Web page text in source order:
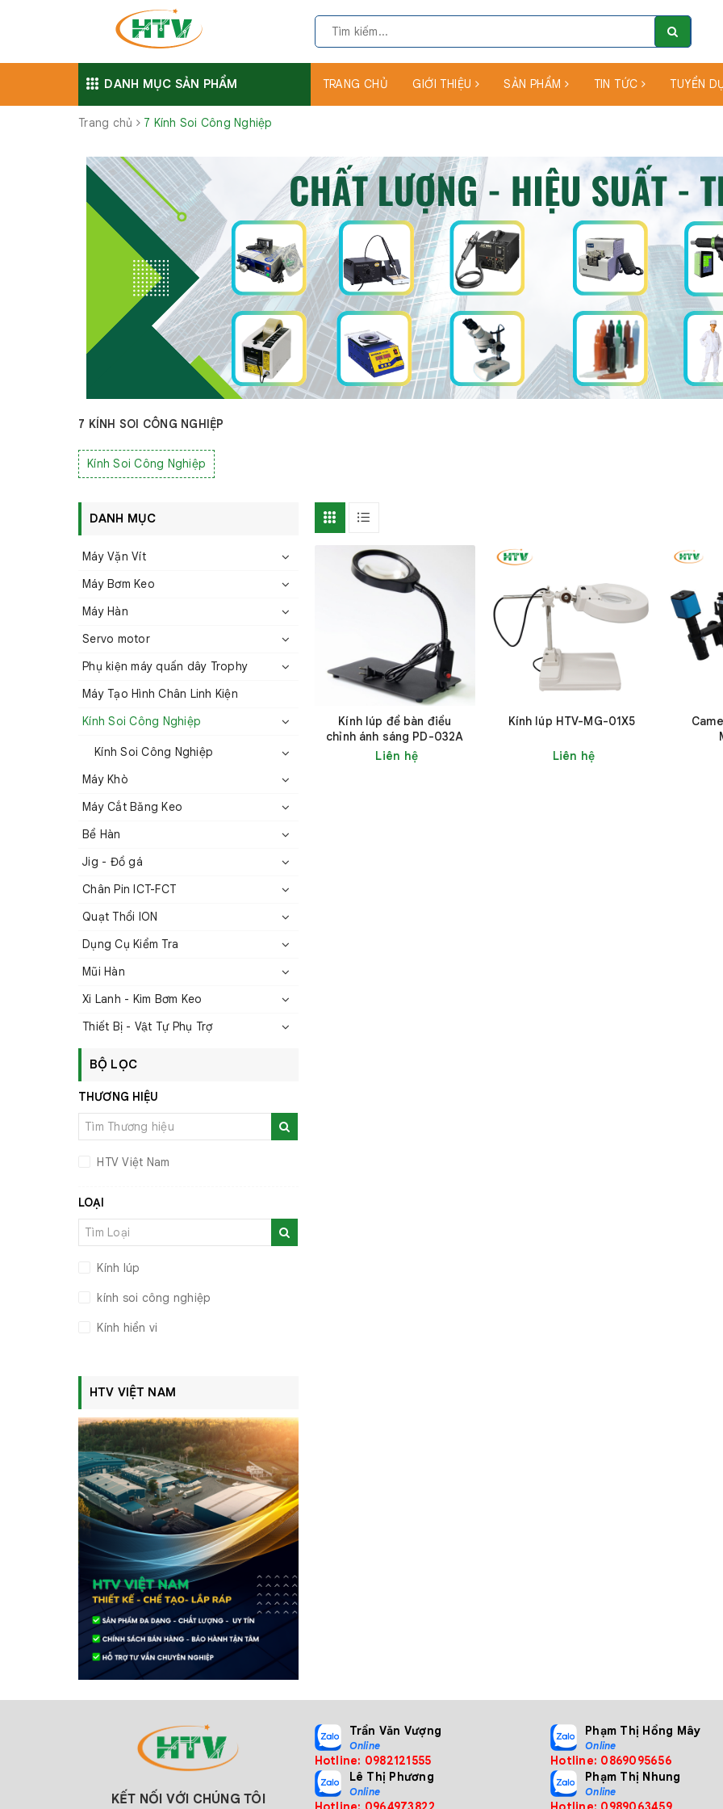
DANH MỤC SẢN PHẨM TRANG CHỦ GIỚI THIỆU SẢN PHẨM TIN TỨC TUYỂN
Trang chủ 7 Kính Soi Công Nghiệp
7 KÍNH SOI CÔNG NGHIỆP
Kính Soi Công Nghiệp
DANH MỤC
Máy Vặn Vít
Máy Bơm Keo
Máy Hàn
Servo motor
Phụ kiện máy quấn dây Trophy
Máy Tạo Hình Chân Linh Kiện
Kính Soi Công Nghiệp
Kính Soi Công Nghiệp
Máy Khò
Máy Cắt Băng Keo
Bể Hàn
Jig - Đồ gá
Chân Pin ICT-FCT
Quạt Thổi ION
Dụng Cụ Kiểm Tra
Mũi Hàn
Xi Lanh - Kim Bơm Keo
Thiết Bị - Vật Tự Phụ Trợ
BỘ LỌC
THƯƠNG HIỆU
HTV Việt Nam
LOẠI
Kính lúp
kính soi công nghiệp
Kính hiển vi
HTV VIỆT NAM
Kính lúp để bàn điều
chỉnh ánh sáng PD-032A
Liên hệ
Kính lúp HTV-MG-01X5
Liên hệ
KẾT NỐI VỚI CHÚNG TÔI
Trần Văn Vượng
Online
Hotline: 0982121555
Phạm Thị Hồng Mây
Online
Hotline: 0869095656
Lê Thị Phương
Online
Phạm Thị Nhung
Online